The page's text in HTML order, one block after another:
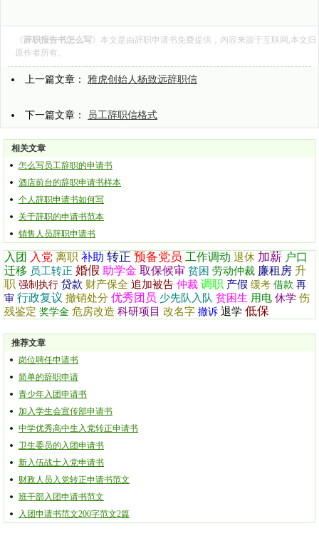
《辞职报告书怎么写》本文是由辞职申请书免费提供，内容来源于互联网,本文归
原作者所有。
上一篇文章： 雅虎创始人杨致远辞职信
下一篇文章： 员工辞职信格式
相关文章
怎么写员工辞职的申请书
酒店前台的辞职申请书样本
个人辞职申请书如何写
关于辞职的申请书范本
销售人员辞职申请书
入团 入党 离职 补助 转正 预备党员 工作调动 退休 加薪 户口
迁移 员工转正 婚假 助学金 取保候审 贫困 劳动仲裁 廉租房 升
职 强制执行 贷款 财产保全 追加被告 仲裁 调职 产假 缓考 借款 再
审 行政复议 撤销处分 优秀团员 少先队入队 贫困生 用电 休学 伤
残鉴定 奖学金 危房改造 科研项目 改名字 撤诉 退学 低保
推荐文章
岗位聘任申请书
简单的辞职申请
青少年入团申请书
加入学生会宣传部申请书
中学优秀高中生入党转正申请书
卫生委员的入团申请书
新入伍战士入党申请书
财政人员入党转正申请书范文
班干部入团申请书范文
入团申请书范文200字范文2篇